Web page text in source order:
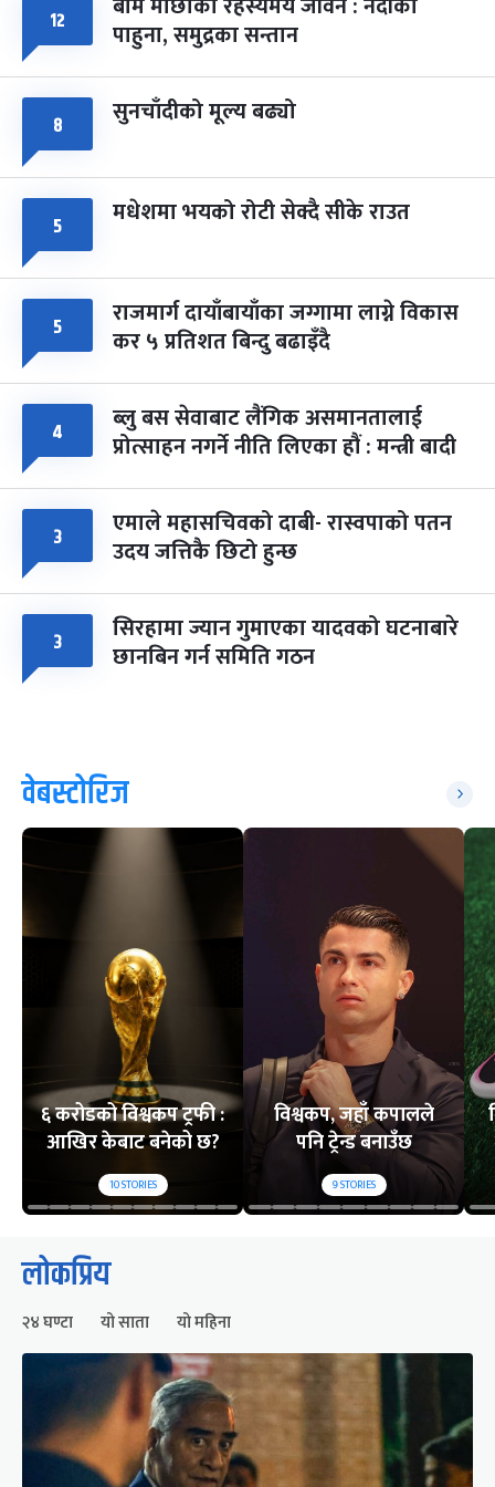
८ फागुपूर्णिमा
चैत्र ८, २०८३-Mar 22, 2027
७ महिना बाँकी
१२ पाहुना, समुद्रका सन्तान
८ सुनचाँदीको मूल्य बढ्यो
५ मधेशमा भयको रोटी सेक्दै सीके राउत
५ राजमार्ग दायाँबायाँका जग्गामा लाग्ने विकास
कर ५ प्रतिशत बिन्दु बढाइँदै
४ ब्लु बस सेवाबाट लैंगिक असमानतालाई
प्रोत्साहन नगर्ने नीति लिएका हौं : मन्त्री बादी
३ एमाले महासचिवको दाबी- रास्वपाको पतन
उदय जत्तिकै छिटो हुन्छ
३ सिरहामा ज्यान गुमाएका यादवको घटनाबारे
छानबिन गर्न समिति गठन
वेबस्टोरिज
६ करोडको विश्वकप ट्रफी :
आखिर केबाट बनेको छ?
10STORIES
विश्वकप, जहाँ कपालले
पनि ट्रेन्ड बनाउँछ
9STORIES
लोकप्रिय
२४ घण्टा यो साता यो महिना